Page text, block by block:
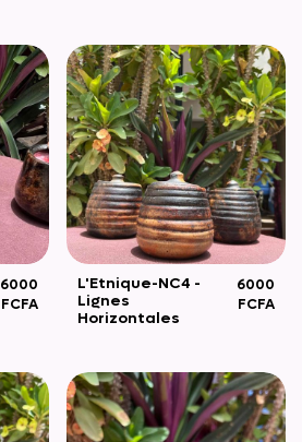
6000
FCFA
L'Etnique-NC4 -
Lignes
Horizontales
6000
FCFA